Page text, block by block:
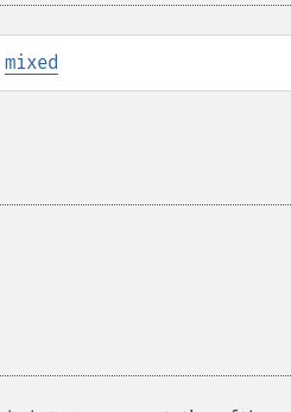
mixed